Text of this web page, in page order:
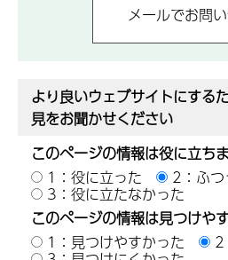
より良いウェブサイトにする
見をお聞かせください
このページの情報は役に立ち
1：役に立った
2：ふつ
3：役に立たなかった
このページの情報は見つけや
1：見つけやすかった
2